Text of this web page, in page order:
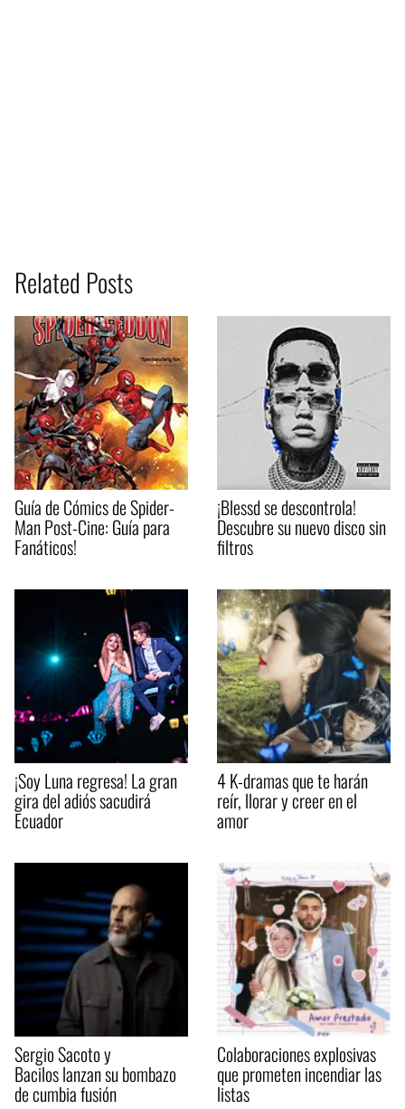
Related Posts
Guía de Cómics de Spider-
Man Post-Cine: Guía para
Fanáticos!
¡Blessd se descontrola!
Descubre su nuevo disco sin
filtros
¡Soy Luna regresa! La gran
gira del adiós sacudirá
Ecuador
4 K-dramas que te harán
reír, llorar y creer en el
amor
Sergio Sacoto y
Bacilos lanzan su bombazo
de cumbia fusión
Colaboraciones explosivas
que prometen incendiar las
listas